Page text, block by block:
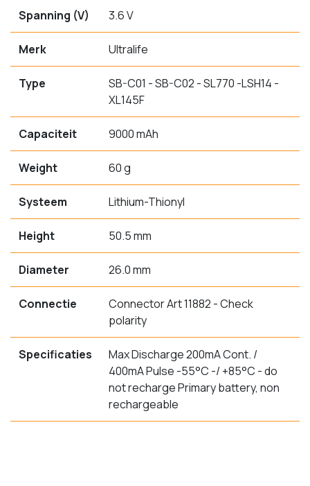
Spanning (V) 3.6 V
Merk Ultralife
Type
SB-C01 - SB-C02 - SL770 -LSH14 -
XL145F
Capaciteit 9000 mAh
Weight 60 g
Systeem Lithium-Thionyl
Height 50.5 mm
Diameter 26.0 mm
Connectie
Connector Art 11882 - Check
polarity
Specificaties
Max Discharge 200mA Cont. /
400mA Pulse -55°C -/ +85°C - do
not recharge Primary battery, non
rechargeable